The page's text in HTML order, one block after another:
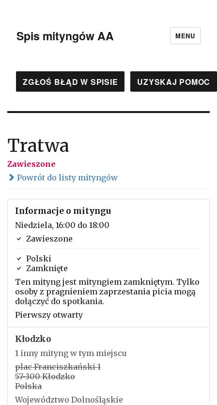
Spis mityngów AA MENU
ZGŁOŚ BŁĄD W SPISIE UZYSKAJ POMOC
Tratwa
Zawieszone
Powrót do listy mityngów
Informacje o mityngu
Niedziela, 16:00 do 18:00
Zawieszone
Polski
Zamknięte
Ten mityng jest mityngiem zamkniętym. Tylko
osoby z pragnieniem zaprzestania picia mogą
dołączyć do spotkania.
Pierwszy otwarty
Kłodzko
1 inny mityng w tym miejscu
plac Franciszkański 1
57-300 Kłodzko
Polska
Województwo Dolnośląskie